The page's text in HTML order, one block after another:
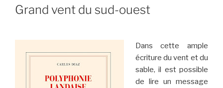
LE
Grand vent du sud-ouest
Dans cette ample
écriture du vent et du
sable, il est possible
de lire un message